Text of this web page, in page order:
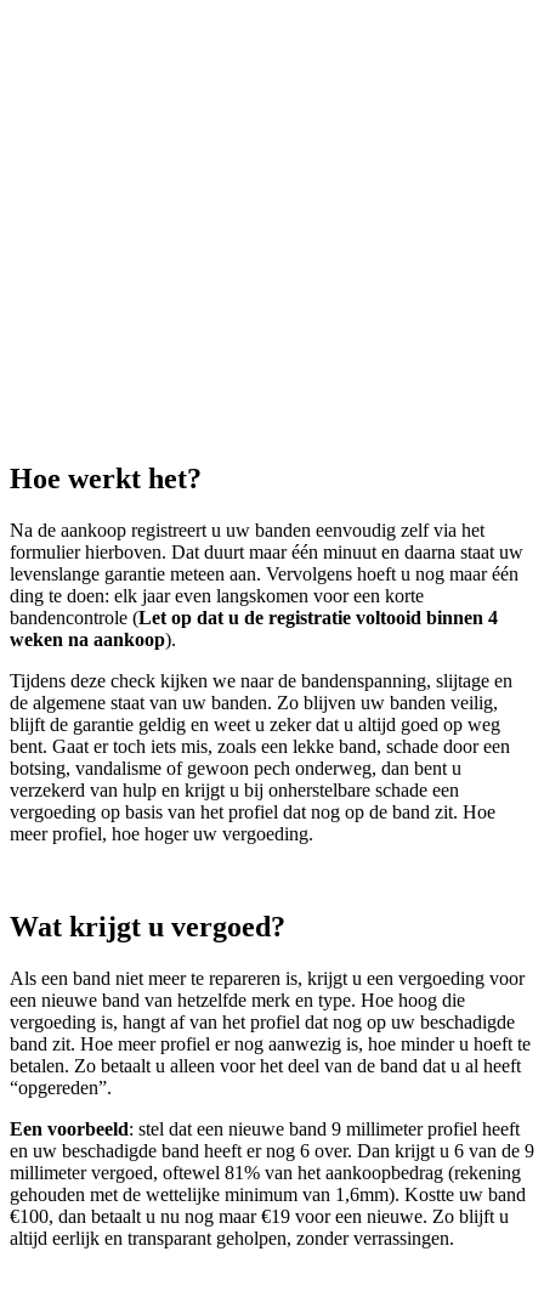
Hoe werkt het?
Na de aankoop registreert u uw banden eenvoudig zelf via het
formulier hierboven. Dat duurt maar één minuut en daarna staat uw
levenslange garantie meteen aan. Vervolgens hoeft u nog maar één
ding te doen: elk jaar even langskomen voor een korte
bandencontrole (Let op dat u de registratie voltooid binnen 4
weken na aankoop).
Tijdens deze check kijken we naar de bandenspanning, slijtage en
de algemene staat van uw banden. Zo blijven uw banden veilig,
blijft de garantie geldig en weet u zeker dat u altijd goed op weg
bent. Gaat er toch iets mis, zoals een lekke band, schade door een
botsing, vandalisme of gewoon pech onderweg, dan bent u
verzekerd van hulp en krijgt u bij onherstelbare schade een
vergoeding op basis van het profiel dat nog op de band zit. Hoe
meer profiel, hoe hoger uw vergoeding.
Wat krijgt u vergoed?
Als een band niet meer te repareren is, krijgt u een vergoeding voor
een nieuwe band van hetzelfde merk en type. Hoe hoog die
vergoeding is, hangt af van het profiel dat nog op uw beschadigde
band zit. Hoe meer profiel er nog aanwezig is, hoe minder u hoeft te
betalen. Zo betaalt u alleen voor het deel van de band dat u al heeft
“opgereden”.
Een voorbeeld: stel dat een nieuwe band 9 millimeter profiel heeft
en uw beschadigde band heeft er nog 6 over. Dan krijgt u 6 van de 9
millimeter vergoed, oftewel 81% van het aankoopbedrag (rekening
gehouden met de wettelijke minimum van 1,6mm). Kostte uw band
€100, dan betaalt u nu nog maar €19 voor een nieuwe. Zo blijft u
altijd eerlijk en transparant geholpen, zonder verrassingen.